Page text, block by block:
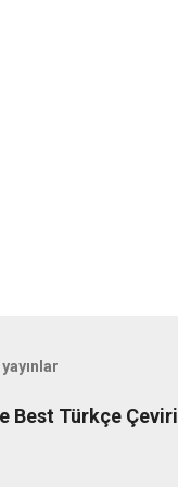
Best Türkçe Çeviri